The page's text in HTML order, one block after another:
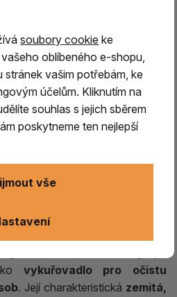
pryskyřicí DRAČÍ
svazek střední
prostoru a meditace
je aromatická rostlina
vykuřovadlo pro očistu
. Její charakteristická zemitá,
soubory cookie ke
oblíbeného e-shopu,
vašim potřebám, ke
účelům. Kliknutím na
souhlas s jejich sběrem
poskytneme ten nejlepší
vše